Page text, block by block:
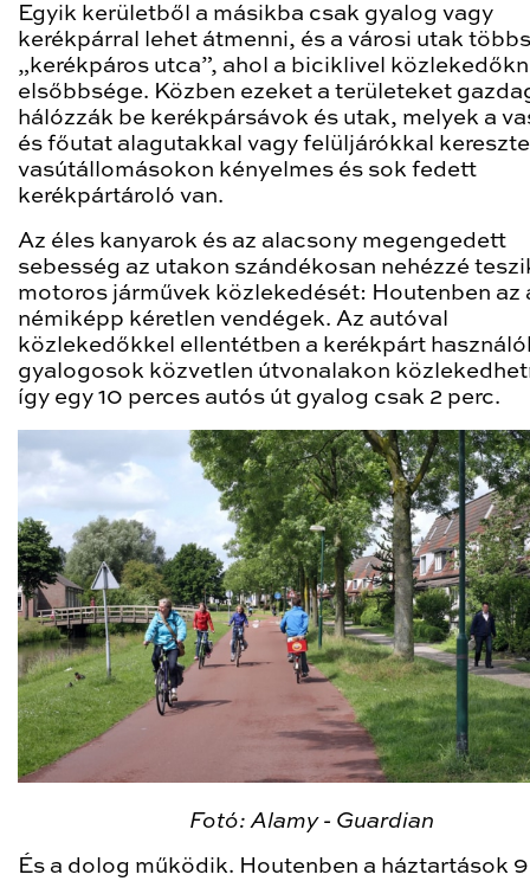
Egyik kerületből a másikba csak gyalog vagy
kerékpárral lehet átmenni, és a városi utak
„kerékpáros utca”, ahol a biciklivel
elsőbbsége. Közben ezeket a területeket
hálózzák be kerékpársávok és utak, melyek a
és főutat alagutakkal vagy felüljárókkal
vasútállomásokon kényelmes és sok fedett
kerékpártároló van.
Az éles kanyarok és az alacsony megengedett
sebesség az utakon szándékosan nehézzé
motoros járművek közlekedését: Houtenben az
némiképp kéretlen vendégek. Az autóval
közlekedőkkel ellentétben a kerékpárt
gyalogosok közvetlen útvonalakon
így egy 10 perces autós út gyalog csak 2 perc.
Fotó: Alamy - Guardian
És a dolog működik. Houtenben a háztartások